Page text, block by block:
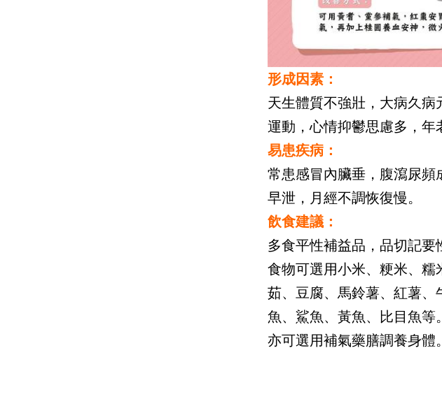
形成因素：
天生體質不強壯，大病久
運動，心情抑鬱思慮多，年
易患疾病：
常患感冒內臟垂，腹瀉尿頻
早泄，月經不調恢復慢。
飲食建議：
多食平性補益品，品切記
食物可選用小米、粳米、糯
茹、豆腐、馬鈴薯、紅薯、
魚、鯊魚、黃魚、比目魚等
亦可選用補氣藥膳調養身體。